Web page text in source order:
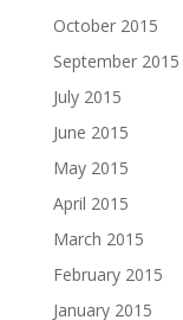
October 2015
September 2015
July 2015
June 2015
May 2015
April 2015
March 2015
February 2015
January 2015